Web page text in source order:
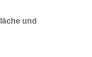
und